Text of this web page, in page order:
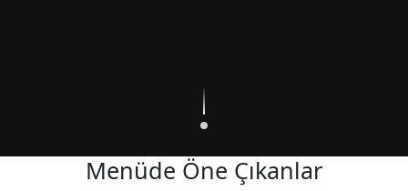
Menüde Öne Çıkanlar